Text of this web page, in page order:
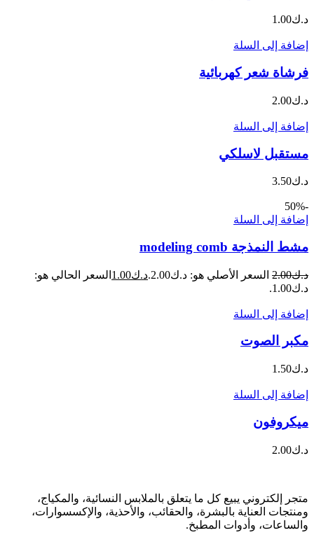
د.ك1.00
إضافة إلى السلة
فرشاة شعر كهربائية
د.ك2.00
إضافة إلى السلة
مستقبل لاسلكي
د.ك3.50
-50%
إضافة إلى السلة
مشط النمذجة modeling comb
د.ك2.00 السعر الأصلي هو: د.ك2.00. د.ك1.00 السعر الحالي هو:
د.ك1.00.
إضافة إلى السلة
مكبر الصوت
د.ك1.50
إضافة إلى السلة
ميكروفون
د.ك2.00
متجر إلكتروني يبيع كل ما يتعلق بالملابس النسائية، والمكياج،
ومنتجات العناية بالبشرة، والحقائب، والأحذية، والإكسسوارات،
والساعات، وأدوات المطبخ.